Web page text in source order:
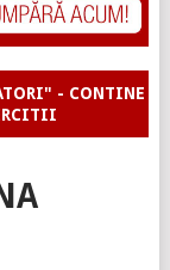
- CONTINE